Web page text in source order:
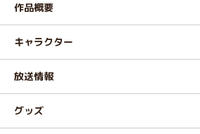
作品概要
キャラクター
放送情報
グッズ